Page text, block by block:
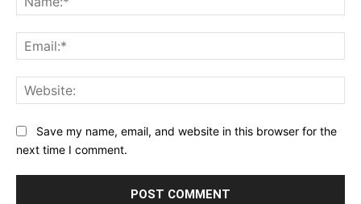
Save my name, email, and website in this browser for the
next time I comment.